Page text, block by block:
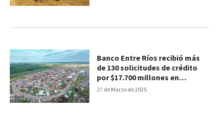
27 de Marzo de 2025
Banco Entre Ríos recibió más
de 130 solicitudes de crédito
por $17.700 millones en
Expoagro